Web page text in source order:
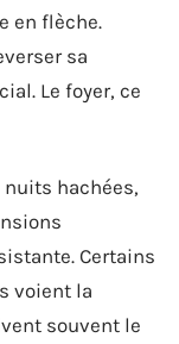
en flèche.
sa
Le foyer, ce
nuits hachées,
Certains
voient la
souvent le